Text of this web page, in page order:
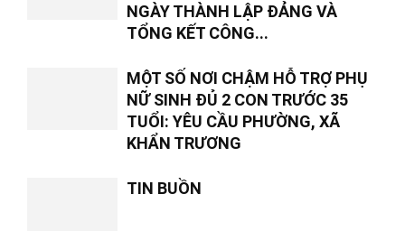
NGÀY THÀNH LẬP ĐẢNG VÀ
TỔNG KẾT CÔNG...
MỘT SỐ NƠI CHẬM HỖ TRỢ PHỤ
NỮ SINH ĐỦ 2 CON TRƯỚC 35
TUỔI: YÊU CẦU PHƯỜNG, XÃ
KHẨN TRƯƠNG
TIN BUỒN